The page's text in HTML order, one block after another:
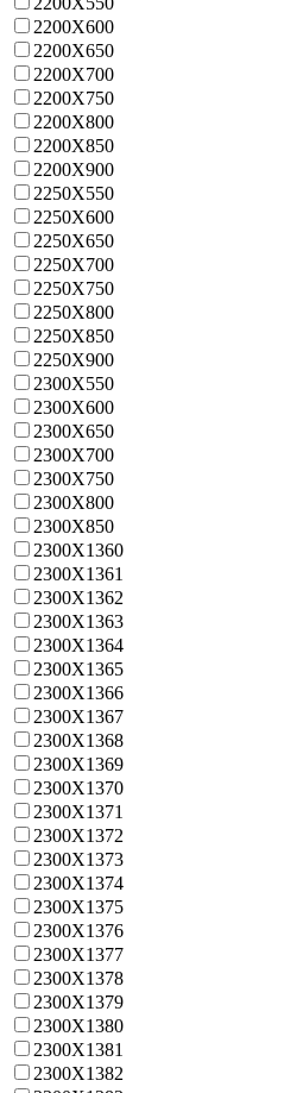
2200X600
2200X650
2200X700
2200X750
2200X800
2200X850
2200X900
2250X550
2250X600
2250X650
2250X700
2250X750
2250X800
2250X850
2250X900
2300X550
2300X600
2300X650
2300X700
2300X750
2300X800
2300X850
2300X1360
2300X1361
2300X1362
2300X1363
2300X1364
2300X1365
2300X1366
2300X1367
2300X1368
2300X1369
2300X1370
2300X1371
2300X1372
2300X1373
2300X1374
2300X1375
2300X1376
2300X1377
2300X1378
2300X1379
2300X1380
2300X1381
2300X1382